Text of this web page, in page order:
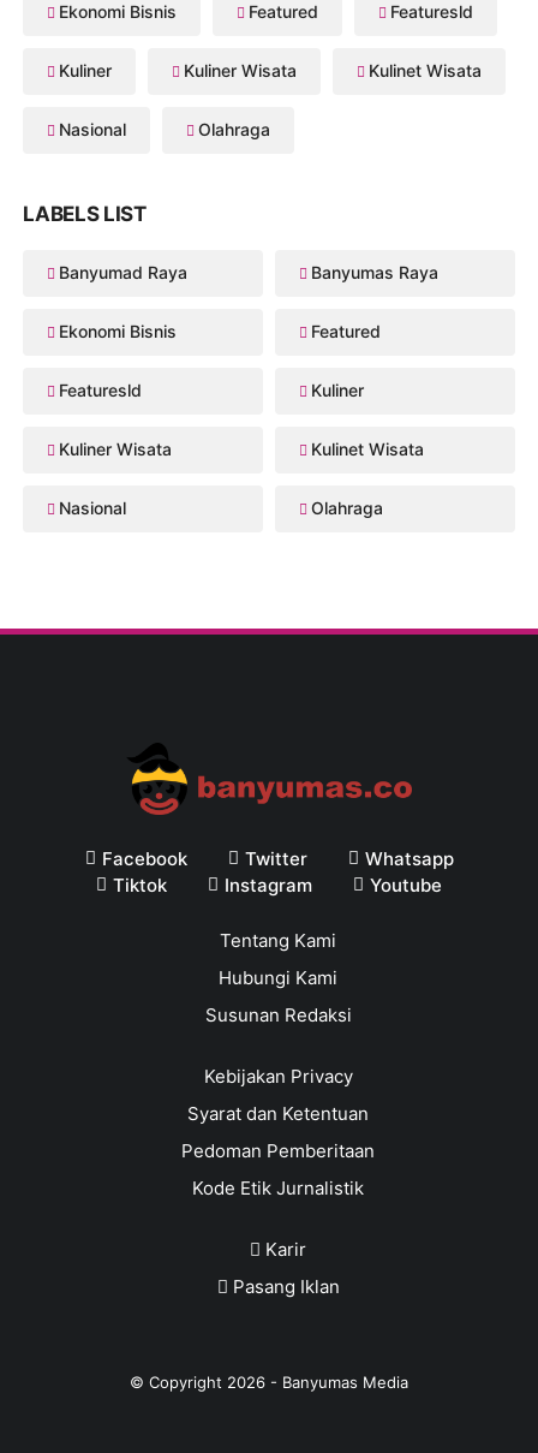
Ekonomi Bisnis Featured Featuresld
Kuliner Kuliner Wisata Kulinet Wisata
Nasional Olahraga
LABELS LIST
Banyumad Raya Banyumas Raya
Ekonomi Bisnis Featured
Featuresld Kuliner
Kuliner Wisata Kulinet Wisata
Nasional Olahraga
Facebook Twitter
Whatsapp
Tiktok
Instagram Youtube
Tentang Kami
Hubungi Kami
Susunan Redaksi
Kebijakan Privacy
Syarat dan Ketentuan
Pedoman Pemberitaan
Kode Etik Jurnalistik
Karir
Pasang Iklan
© Copyright 2026 - Banyumas Media